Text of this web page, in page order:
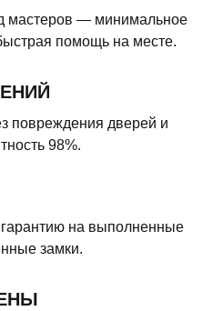
мастеров — минимальное
помощь на месте.
повреждения дверей и
98%.
на выполненные
замки.